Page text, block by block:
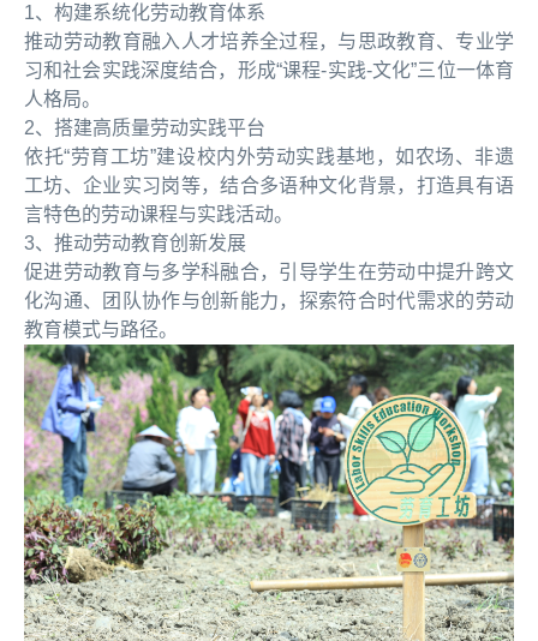
1、构建系统化劳动教育体系
推动劳动教育融入人才培养全过程，与思政教育、专业学
习和社会实践深度结合，形成“课程-实践-文化”三位一体育
人格局。
2、搭建高质量劳动实践平台
依托“劳育工坊”建设校内外劳动实践基地，如农场、非遗
工坊、企业实习岗等，结合多语种文化背景，打造具有语
言特色的劳动课程与实践活动。
3、推动劳动教育创新发展
促进劳动教育与多学科融合，引导学生在劳动中提升跨文
化沟通、团队协作与创新能力，探索符合时代需求的劳动
教育模式与路径。